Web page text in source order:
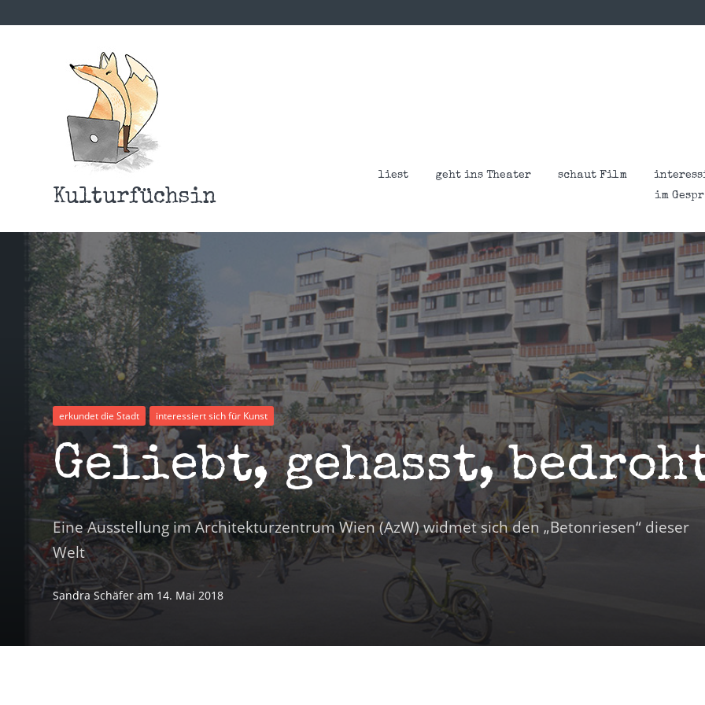
Kulturfüchsin
liest geht ins Theater schaut Film
im
erkundet die Stadt interessiert sich für Kunst
Geliebt, gehasst,
Eine Ausstellung im Architekturzentrum Wien (AzW) widmet sich den „Betonriesen“ dieser
Welt
Sandra Schäferam 14. Mai 2018